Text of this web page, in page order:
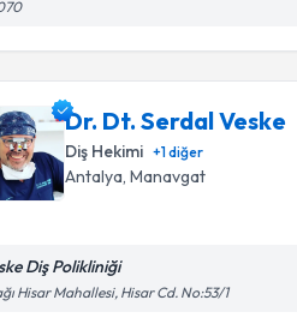
Dr. Dt. Serdal Veske
Diş Hekimi +1diğer
Antalya, Manavgat
Diş Polikliniği
Hisar Mahallesi, Hisar Cd. No:53/1